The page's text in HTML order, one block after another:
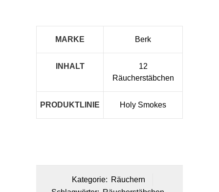
MARKE Berk
INHALT
12
Räucherstäbchen
PRODUKTLINIE Holy Smokes
Kategorie: Räuchern